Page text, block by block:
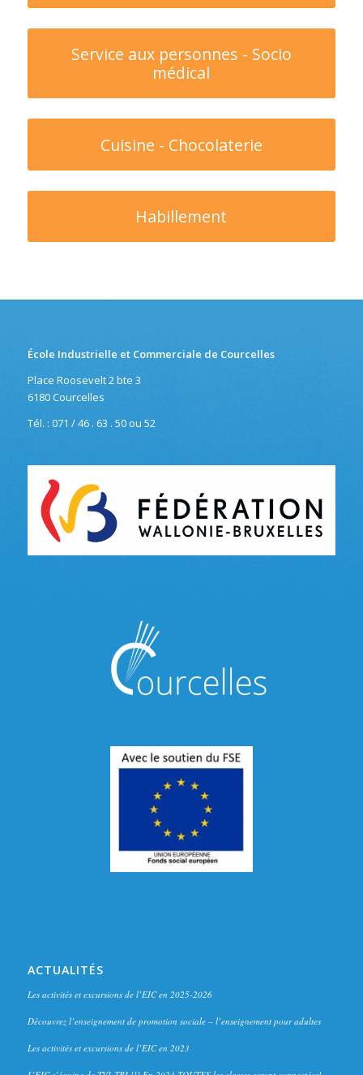
Service aux personnes - Socio
médical
Cuisine - Chocolaterie
Habillement
École Industrielle et Commerciale de Courcelles
Place Roosevelt 2 bte 3
6180 Courcelles
Tél. : 071 / 46 . 63 . 50 ou 52
ACTUALITÉS
Les activités et excursions de l’EIC en 2025-2026
Découvrez l’enseignement de promotion sociale – l’enseignement pour adultes
Les activités et excursions de l’EIC en 2023